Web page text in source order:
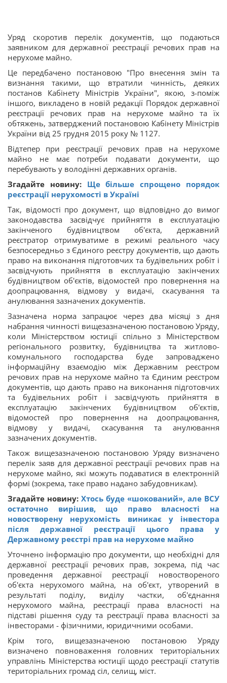
Уряд скоротив перелік документів, що подаються
заявником для державної реєстрації речових прав на
нерухоме майно.
Це передбачено постановою "Про внесення змін та
визнання такими, що втратили чинність, деяких
постанов Кабінету Міністрів України", якою, з-поміж
іншого, викладено в новій редакції Порядок державної
реєстрації речових прав на нерухоме майно та їх
обтяжень, затверджений постановою Кабінету Міністрів
України від 25 грудня 2015 року № 1127.
Відтепер при реєстрації речових прав на нерухоме
майно не має потреби подавати документи, що
перебувають у володінні державних органів.
Згадайте новину: Ще більше спрощено порядок
реєстрації нерухомості в Україні
Так, відомості про документ, що відповідно до вимог
законодавства засвідчує прийняття в експлуатацію
закінченого будівництвом об'єкта, державний
реєстратор отримуватиме в режимі реального часу
безпосередньо з Єдиного реєстру документів, що дають
право на виконання підготовчих та будівельних робіт і
засвідчують прийняття в експлуатацію закінчених
будівництвом об'єктів, відомостей про повернення на
доопрацювання, відмову у видачі, скасування та
анулювання зазначених документів.
Зазначена норма запрацює через два місяці з дня
набрання чинності вищезазначеною постановою Уряду,
коли Міністерством юстиції спільно з Міністерством
регіонального розвитку, будівництва та житлово-
комунального господарства буде запроваджено
інформаційну взаємодію між Державним реєстром
речових прав на нерухоме майно та Єдиним реєстром
документів, що дають право на виконання підготовчих
та будівельних робіт і засвідчують прийняття в
експлуатацію закінчених будівництвом об'єктів,
відомостей про повернення на доопрацювання,
відмову у видачі, скасування та анулювання
зазначених документів.
Також вищезазначеною постановою Уряду визначено
перелік заяв для державної реєстрації речових прав на
нерухоме майно, які можуть подаватися в електронній
формі (зокрема, таке право надано забудовникам).
Згадайте новину: Хтось буде «шокований», але ВСУ
остаточно вирішив, що право власності на
новостворену нерухомість виникає у інвестора
після державної реєстрації цього права у
Державному реєстрі прав на нерухоме майно
Уточнено інформацію про документи, що необхідні для
державної реєстрації речових прав, зокрема, під час
проведення державної реєстрації новоствореного
об'єкта нерухомого майна, на об'єкт, утворений в
результаті поділу, виділу частки, об'єднання
нерухомого майна, реєстрації права власності на
підставі рішення суду та реєстрації права власності за
інвесторами - фізичними, юридичними особами.
Крім того, вищезазначеною постановою Уряду
визначено повноваження головних територіальних
управлінь Міністерства юстиції щодо реєстрації статутів
територіальних громад сіл, селищ, міст.